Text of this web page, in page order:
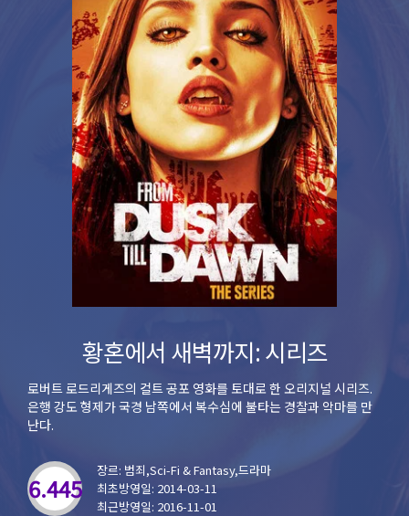
황혼에서 새벽까지: 시리즈
로버트 로드리게즈의 컬트 공포 영화를 토대로 한 오리지널 시리즈.
은행 강도 형제가 국경 남쪽에서 복수심에 불타는 경찰과 악마를 만
난다.
6.445
장르: 범죄,Sci-Fi & Fantasy,드라마
최초방영일: 2014-03-11
최근방영일: 2016-11-01